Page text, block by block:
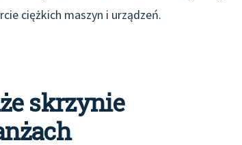
ciężkich maszyn i urządzeń.
skrzynie